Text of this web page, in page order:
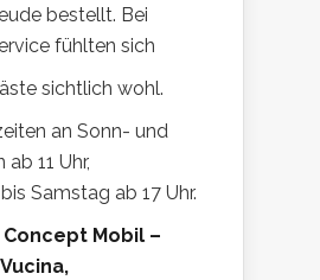
bestellt. Bei
fühlten sich
sichtlich wohl.
an Sonn- und
ab 11 Uhr,
Samstag ab 17 Uhr.
Concept Mobil –